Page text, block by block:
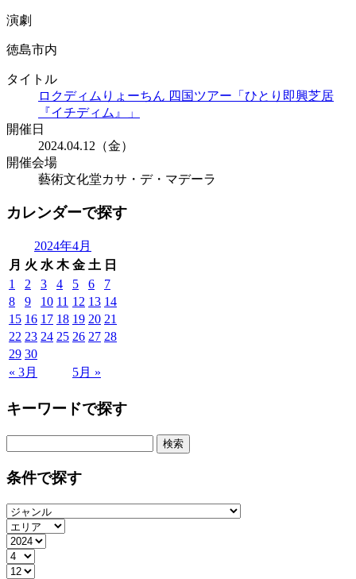
演劇
徳島市内
タイトル
ロクディムりょーちん 四国ツアー「ひとり即興芝居
『イチディム』」
開催日
2024.04.12（金）
開催会場
藝術文化堂カサ・デ・マデーラ
カレンダーで探す
2024年4月
月 火 水 木 金 土 日
« 3月 5月 »
1 2 3 4 5 6
7
8
9 10 11 12 13 14
15 16 17 18 19 20 21
22 23 24 25 26 27 28
29 30
キーワードで探す
条件で探す